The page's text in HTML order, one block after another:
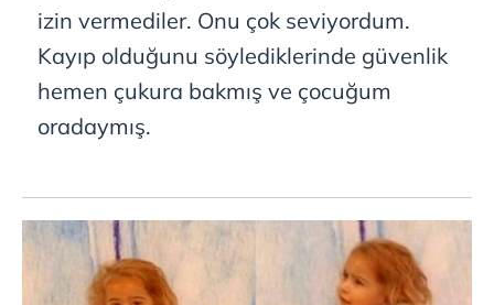
izin vermediler. Onu çok seviyordum.
Kayıp olduğunu söylediklerinde güvenlik
hemen çukura bakmış ve çocuğum
oradaymış.